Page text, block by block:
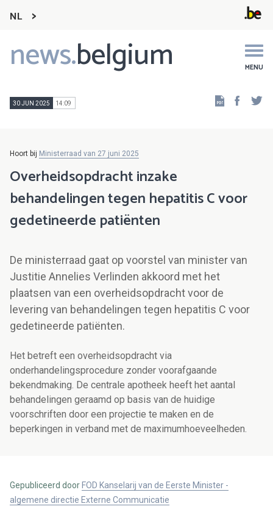
NL
news.belgium MENU
Main
navigation
30 JUN 2025 14:09
Hoort bij Ministerraad van 27 juni 2025
Overheidsopdracht inzake
behandelingen tegen hepatitis C voor
gedetineerde patiënten
De ministerraad gaat op voorstel van minister van
Justitie Annelies Verlinden akkoord met het
plaatsen van een overheidsopdracht voor de
levering van behandelingen tegen hepatitis C voor
gedetineerde patiënten.
Het betreft een overheidsopdracht via
onderhandelingsprocedure zonder voorafgaande
bekendmaking. De centrale apotheek heeft het aantal
behandelingen geraamd op basis van de huidige
voorschriften door een projectie te maken en de
beperkingen in verband met de maximumhoeveelheden.
Gepubliceerd door FOD Kanselarij van de Eerste Minister -
algemene directie Externe Communicatie